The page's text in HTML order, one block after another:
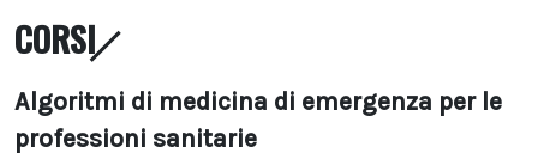
CORSI
Algoritmi di medicina di emergenza per le
professioni sanitarie